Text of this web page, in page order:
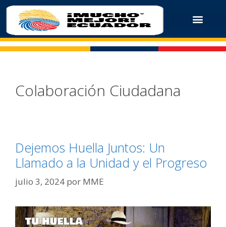
Colaboración Ciudadana
Dejemos Huella Juntos: Un
Llamado a la Unidad y el Progreso
julio 3, 2024 por MME